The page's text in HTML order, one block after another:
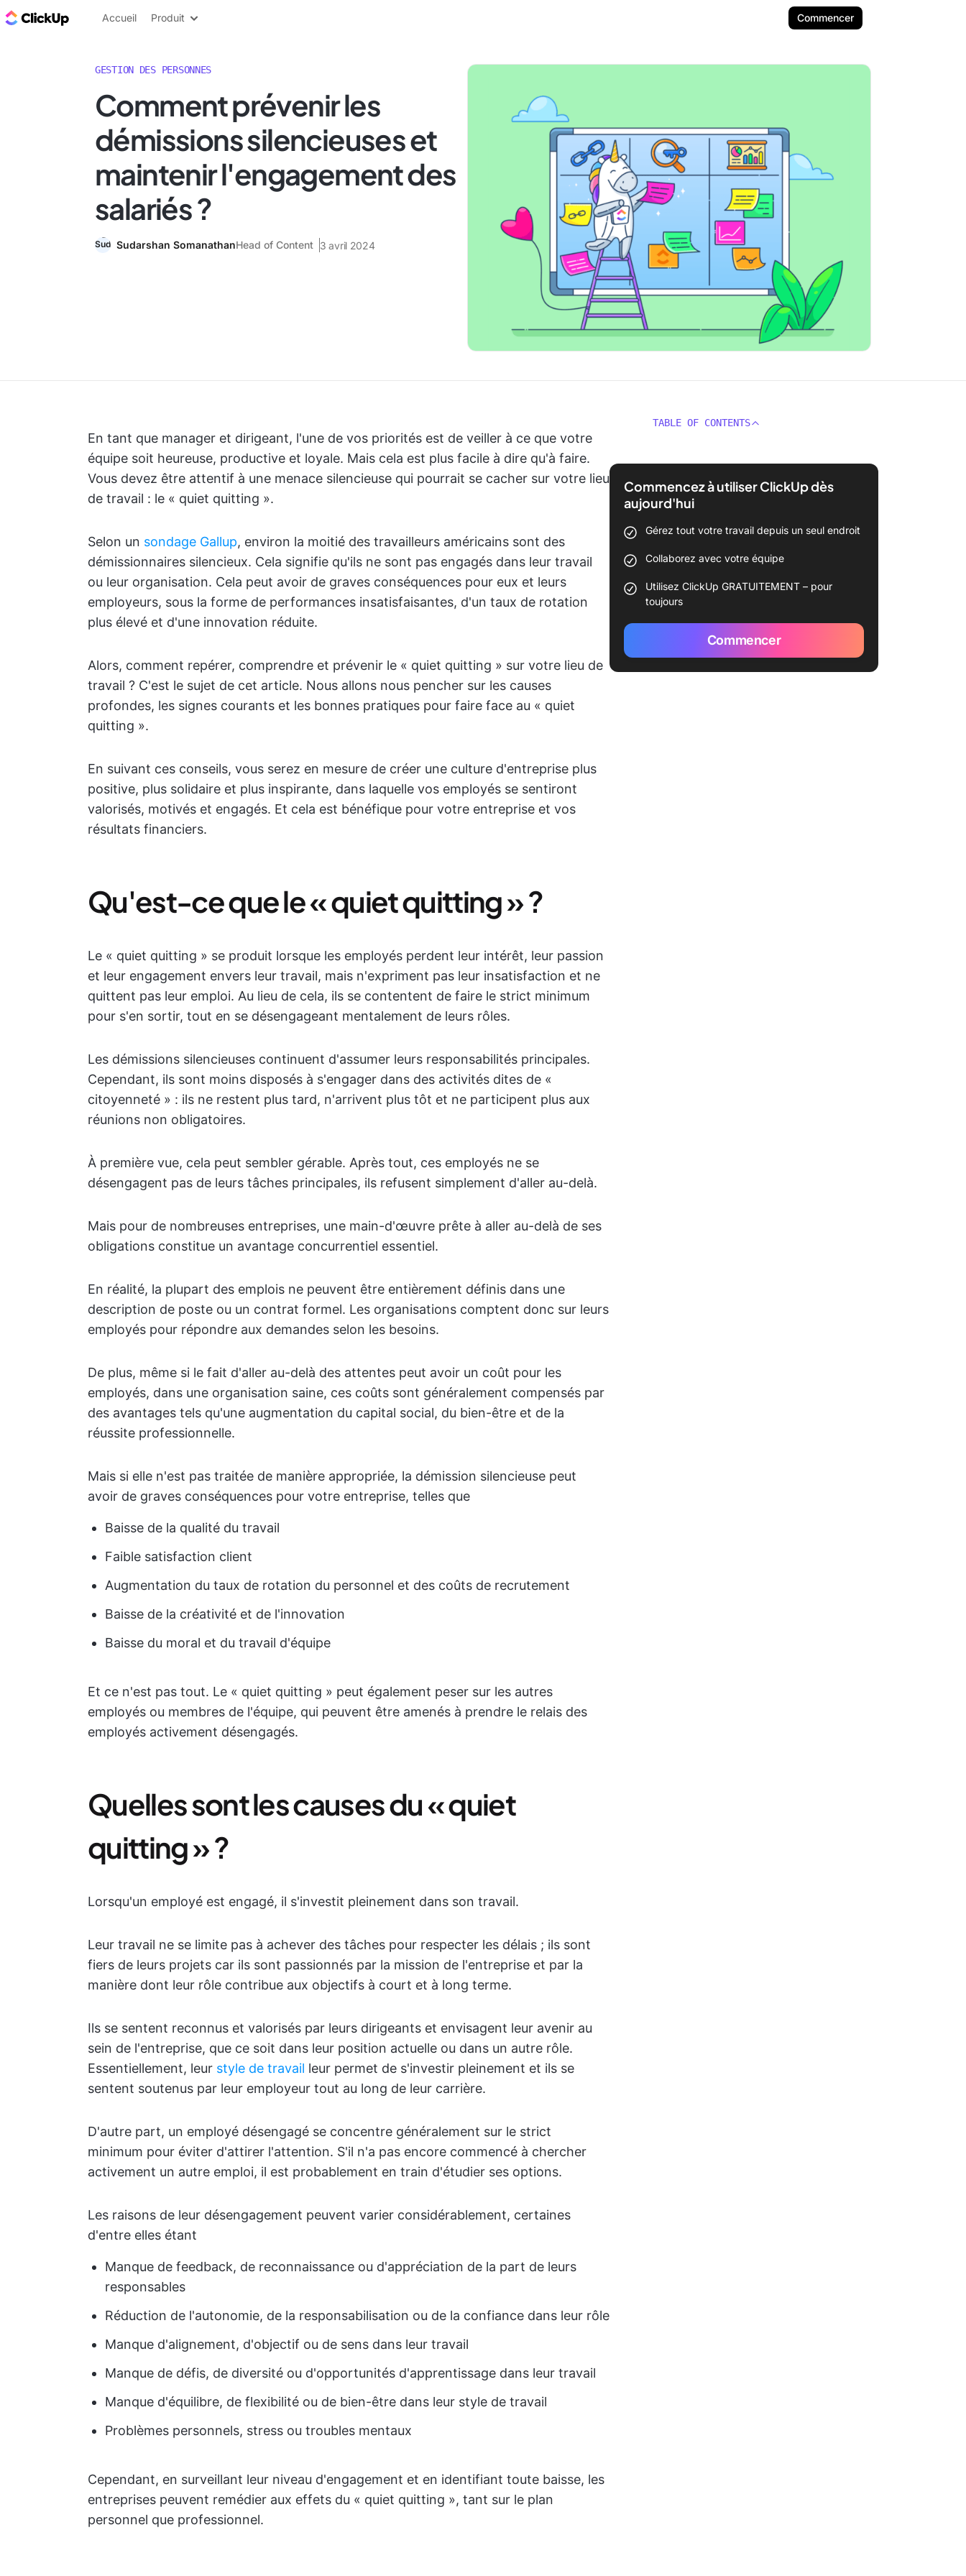
ClickUp Blog
Accueil Produit Commencer
GESTION DES PERSONNES
Comment prévenir les
démissions silencieuses et
maintenir l'engagement des
salariés ?
Sudarshan SomanathanHead of Content 3 avril 2024
En tant que manager et dirigeant, l'une de vos priorités est de veiller à ce que votre
équipe soit heureuse, productive et loyale. Mais cela est plus facile à dire qu'à faire.
Vous devez être attentif à une menace silencieuse qui pourrait se cacher sur votre lieu
de travail : le « quiet quitting ».
Selon un sondage Gallup, environ la moitié des travailleurs américains sont des
démissionnaires silencieux. Cela signifie qu'ils ne sont pas engagés dans leur travail
ou leur organisation. Cela peut avoir de graves conséquences pour eux et leurs
employeurs, sous la forme de performances insatisfaisantes, d'un taux de rotation
plus élevé et d'une innovation réduite.
Alors, comment repérer, comprendre et prévenir le « quiet quitting » sur votre lieu de
travail ? C'est le sujet de cet article. Nous allons nous pencher sur les causes
profondes, les signes courants et les bonnes pratiques pour faire face au « quiet
quitting ».
En suivant ces conseils, vous serez en mesure de créer une culture d'entreprise plus
positive, plus solidaire et plus inspirante, dans laquelle vos employés se sentiront
valorisés, motivés et engagés. Et cela est bénéfique pour votre entreprise et vos
résultats financiers.
Qu'est-ce que le « quiet quitting » ?
Le « quiet quitting » se produit lorsque les employés perdent leur intérêt, leur passion
et leur engagement envers leur travail, mais n'expriment pas leur insatisfaction et ne
quittent pas leur emploi. Au lieu de cela, ils se contentent de faire le strict minimum
pour s'en sortir, tout en se désengageant mentalement de leurs rôles.
Les démissions silencieuses continuent d'assumer leurs responsabilités principales.
Cependant, ils sont moins disposés à s'engager dans des activités dites de «
citoyenneté » : ils ne restent plus tard, n'arrivent plus tôt et ne participent plus aux
réunions non obligatoires.
À première vue, cela peut sembler gérable. Après tout, ces employés ne se
désengagent pas de leurs tâches principales, ils refusent simplement d'aller au-delà.
Mais pour de nombreuses entreprises, une main-d'œuvre prête à aller au-delà de ses
obligations constitue un avantage concurrentiel essentiel.
En réalité, la plupart des emplois ne peuvent être entièrement définis dans une
description de poste ou un contrat formel. Les organisations comptent donc sur leurs
employés pour répondre aux demandes selon les besoins.
De plus, même si le fait d'aller au-delà des attentes peut avoir un coût pour les
employés, dans une organisation saine, ces coûts sont généralement compensés par
des avantages tels qu'une augmentation du capital social, du bien-être et de la
réussite professionnelle.
Mais si elle n'est pas traitée de manière appropriée, la démission silencieuse peut
avoir de graves conséquences pour votre entreprise, telles que
Baisse de la qualité du travail
Faible satisfaction client
Augmentation du taux de rotation du personnel et des coûts de recrutement
Baisse de la créativité et de l'innovation
Baisse du moral et du travail d'équipe
Et ce n'est pas tout. Le « quiet quitting » peut également peser sur les autres
employés ou membres de l'équipe, qui peuvent être amenés à prendre le relais des
employés activement désengagés.
Quelles sont les causes du « quiet
quitting » ?
Lorsqu'un employé est engagé, il s'investit pleinement dans son travail.
Leur travail ne se limite pas à achever des tâches pour respecter les délais ; ils sont
fiers de leurs projets car ils sont passionnés par la mission de l'entreprise et par la
manière dont leur rôle contribue aux objectifs à court et à long terme.
Ils se sentent reconnus et valorisés par leurs dirigeants et envisagent leur avenir au
sein de l'entreprise, que ce soit dans leur position actuelle ou dans un autre rôle.
Essentiellement, leur style de travail leur permet de s'investir pleinement et ils se
sentent soutenus par leur employeur tout au long de leur carrière.
D'autre part, un employé désengagé se concentre généralement sur le strict
minimum pour éviter d'attirer l'attention. S'il n'a pas encore commencé à chercher
activement un autre emploi, il est probablement en train d'étudier ses options.
Les raisons de leur désengagement peuvent varier considérablement, certaines
d'entre elles étant
Manque de feedback, de reconnaissance ou d'appréciation de la part de leurs
responsables
Réduction de l'autonomie, de la responsabilisation ou de la confiance dans leur rôle
Manque d'alignement, d'objectif ou de sens dans leur travail
Manque de défis, de diversité ou d'opportunités d'apprentissage dans leur travail
Manque d'équilibre, de flexibilité ou de bien-être dans leur style de travail
Problèmes personnels, stress ou troubles mentaux
Cependant, en surveillant leur niveau d'engagement et en identifiant toute baisse, les
entreprises peuvent remédier aux effets du « quiet quitting », tant sur le plan
personnel que professionnel.
TABLE OF CONTENTS
Commencez à utiliser ClickUp dès
aujourd'hui
Gérez tout votre travail depuis un seul endroit
Collaborez avec votre équipe
Utilisez ClickUp GRATUITEMENT – pour
toujours
Commencer